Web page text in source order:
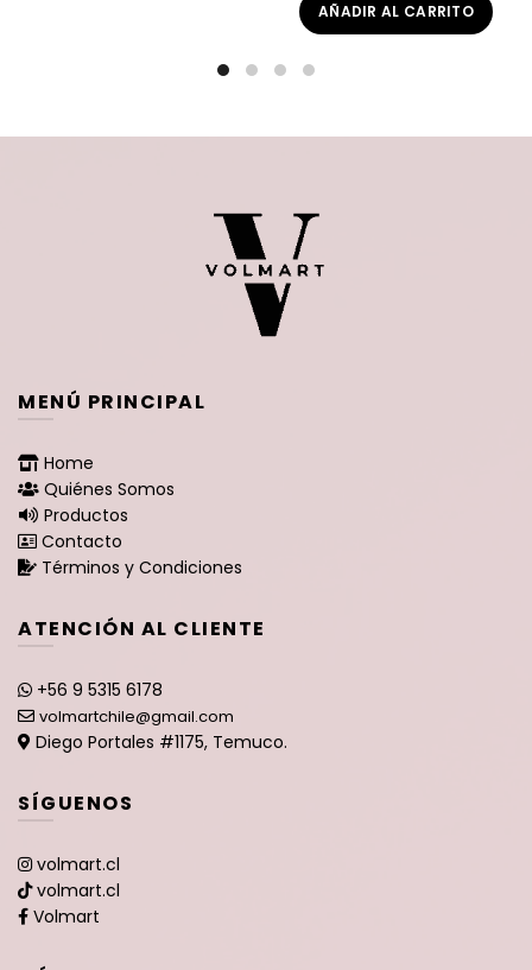
AÑADIR AL CARRITO
MENÚ PRINCIPAL
Home
Quiénes Somos
Productos
Contacto
Términos y Condiciones
ATENCIÓN AL CLIENTE
+56 9 5315 6178
volmartchile@gmail.com
Diego Portales #1175, Temuco.
SÍGUENOS
volmart.cl
volmart.cl
Volmart